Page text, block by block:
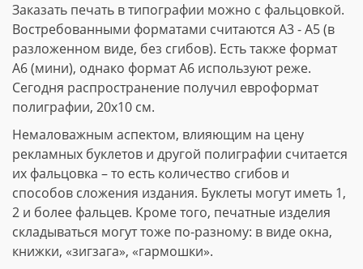
Заказать печать в типографии можно с фальцовкой.
Востребованными форматами считаются А3 - А5 (в
разложенном виде, без сгибов). Есть также формат
А6 (мини), однако формат А6 используют реже.
Сегодня распространение получил евроформат
полиграфии, 20х10 см.
Немаловажным аспектом, влияющим на цену
рекламных буклетов и другой полиграфии считается
их фальцовка – то есть количество сгибов и
способов сложения издания. Буклеты могут иметь 1,
2 и более фальцев. Кроме того, печатные изделия
складываться могут тоже по-разному: в виде окна,
книжки, «зигзага», «гармошки».